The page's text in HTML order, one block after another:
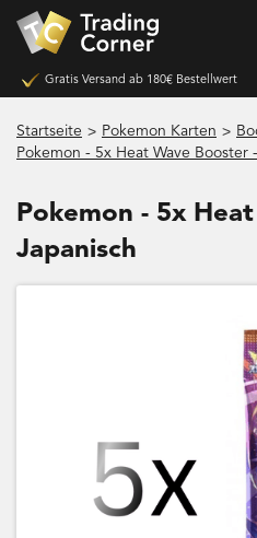
Gratis Versand ab 180€ Bestellwert
Startseite > Pokemon Karten >
Pokemon - 5x Heat Wave Booster
Pokemon - 5x
Japanisch